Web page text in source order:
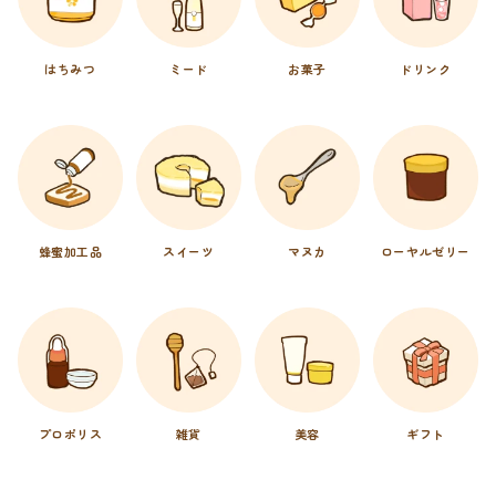
はちみつ ミード お菓子 ドリンク
蜂蜜加工品 スイーツ マヌカ ローヤルゼリー
プロポリス 雑貨 美容 ギフト